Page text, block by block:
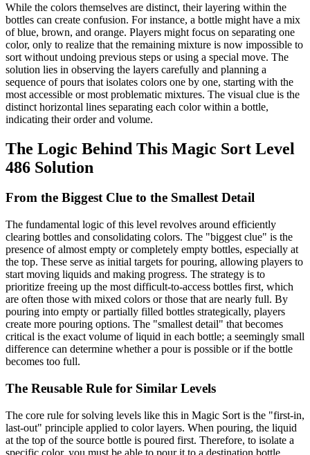
While the colors themselves are distinct, their layering within the
bottles can create confusion. For instance, a bottle might have a mix
of blue, brown, and orange. Players might focus on separating one
color, only to realize that the remaining mixture is now impossible to
sort without undoing previous steps or using a special move. The
solution lies in observing the layers carefully and planning a
sequence of pours that isolates colors one by one, starting with the
most accessible or most problematic mixtures. The visual clue is the
distinct horizontal lines separating each color within a bottle,
indicating their order and volume.
The Logic Behind This Magic Sort Level
486 Solution
From the Biggest Clue to the Smallest Detail
The fundamental logic of this level revolves around efficiently
clearing bottles and consolidating colors. The "biggest clue" is the
presence of almost empty or completely empty bottles, especially at
the top. These serve as initial targets for pouring, allowing players to
start moving liquids and making progress. The strategy is to
prioritize freeing up the most difficult-to-access bottles first, which
are often those with mixed colors or those that are nearly full. By
pouring into empty or partially filled bottles strategically, players
create more pouring options. The "smallest detail" that becomes
critical is the exact volume of liquid in each bottle; a seemingly small
difference can determine whether a pour is possible or if the bottle
becomes too full.
The Reusable Rule for Similar Levels
The core rule for solving levels like this in Magic Sort is the "first-in,
last-out" principle applied to color layers. When pouring, the liquid
at the top of the source bottle is poured first. Therefore, to isolate a
specific color, you must be able to pour it to a destination bottle